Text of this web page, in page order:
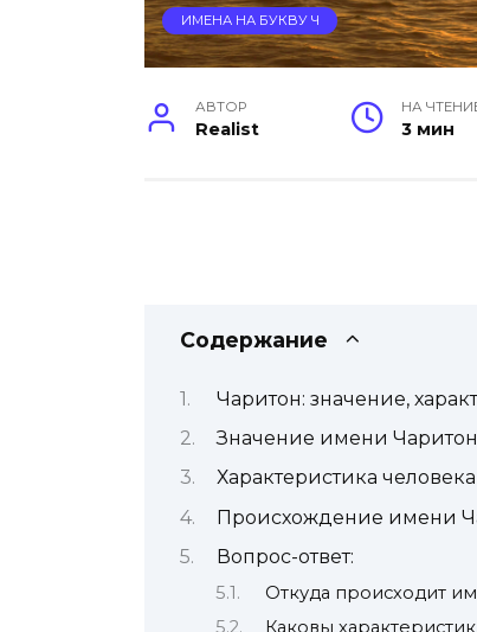
ИМЕНА НА БУКВУ Ч
АВТОР
Realist
НА
3 мин
Содержание
Чаритон: значение,
Значение имени Чаритон
Характеристика
Происхождение имени
Вопрос-ответ:
Откуда происходит
Каковы